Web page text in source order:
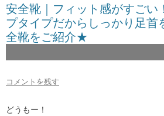
安全靴｜フィット感がすごい
プタイプだからしっかり足首
全靴をご紹介★
コメントを残す
どうもー！